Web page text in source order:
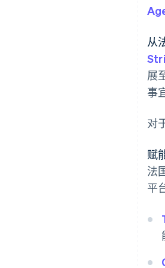
从
展
事
对
赋
法
平